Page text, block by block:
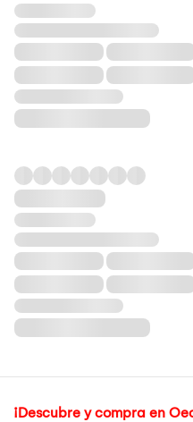
¡Descubre y compra en